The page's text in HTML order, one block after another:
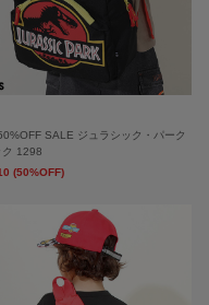
SALE ジュラシック・パーク
ク 1298
(50%OFF)